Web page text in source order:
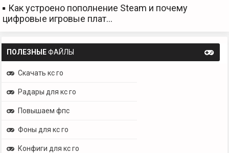
Как устроено пополнение Steam и почему
цифровые игровые плат…
ПОЛЕЗНЫЕФАЙЛЫ
Скачать кс го
Радары для кс го
Повышаем фпс
Фоны для кс го
Конфиги для кс го